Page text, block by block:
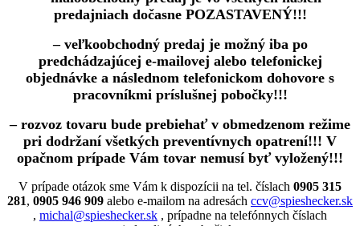
predajniach dočasne POZASTAVENÝ!!!
– veľkoobchodný predaj je možný iba po
predchádzajúcej e-mailovej alebo telefonickej
objednávke a následnom telefonickom dohovore s
pracovníkmi príslušnej pobočky!!!
– rozvoz tovaru bude prebiehať v obmedzenom režime
pri dodržaní všetkých preventívnych opatrení!!! V
opačnom prípade Vám tovar nemusí byť vyložený!!!
V prípade otázok sme Vám k dispozícii na tel. číslach 0905 315
281, 0905 946 909 alebo e-mailom na adresách ccv@spieshecker.sk
, michal@spieshecker.sk , prípadne na telefónnych číslach